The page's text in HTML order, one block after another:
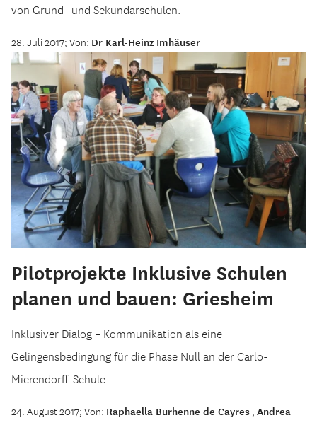
von Grund- und Sekundarschulen.
28. Juli 2017; Von: Dr Karl-Heinz Imhäuser
Pilotprojekte Inklusive Schulen
planen und bauen: Griesheim
Inklusiver Dialog – Kommunikation als eine
Gelingensbedingung für die Phase Null an der Carlo-
Mierendorff-Schule.
24. August 2017; Von: Raphaella Burhenne de Cayres,Andrea